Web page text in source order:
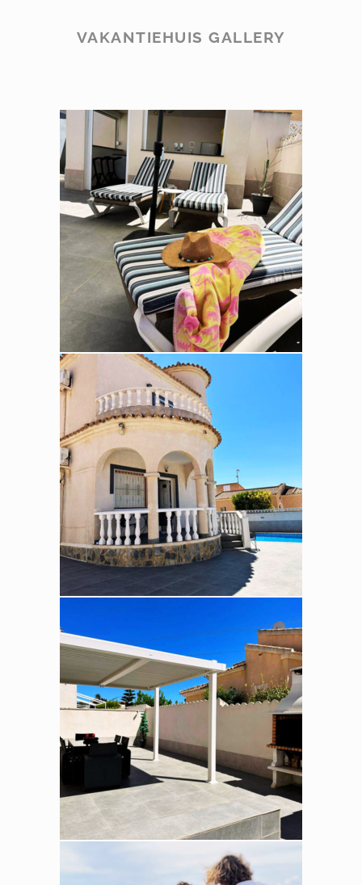
VAKANTIEHUIS GALLERY